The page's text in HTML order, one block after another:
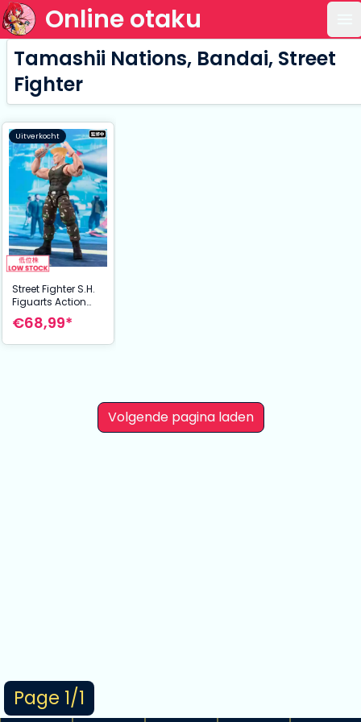
Online otaku
Page 1/1
Tamashii Nations, Bandai, Street
Fighter
Uitverkocht
Street Fighter S.H.
Figuarts Action
Figure Guile -Outfit
2- 16 cm
€68,99*
Volgende pagina laden